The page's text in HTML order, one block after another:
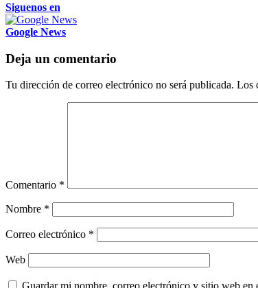
Siguenos en
Google News
Deja un comentario
Tu dirección de correo electrónico no será publicada. Los
Comentario *
Nombre *
Correo electrónico *
Web